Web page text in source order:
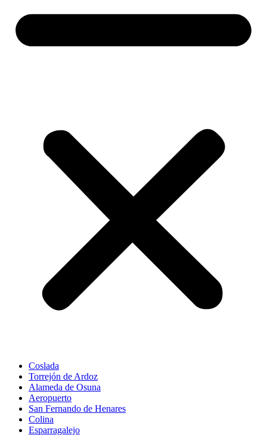
Coslada
Torrejón de Ardoz
Alameda de Osuna
Aeropuerto
San Fernando de Henares
Colina
Esparragalejo